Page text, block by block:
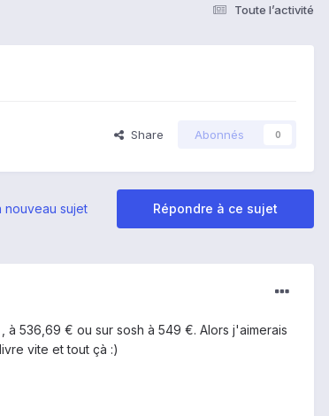
Toute l’activité
Share Abonnés 0
Répondre à ce sujet
nouveau sujet
à 536,69 € ou sur sosh à 549 €. Alors j'aimerais
vite et tout çà :)